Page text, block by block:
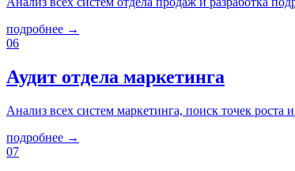
подробнее →
06
Аудит отдела маркетинга
Анализ всех систем маркетинга, поиск точек роста
подробнее →
07